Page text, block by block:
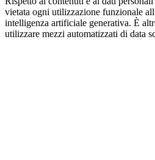
vietata ogni utilizzazione funzionale
intelligenza artificiale generativa. È
utilizzare mezzi automatizzati di data